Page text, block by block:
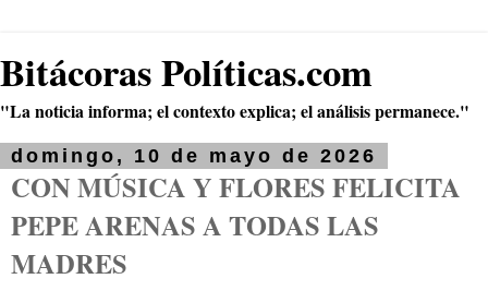
Bitácoras Políticas.com
"La noticia informa; el contexto explica; el análisis permanece."
domingo, 10 de mayo de 2026
CON MÚSICA Y FLORES FELICITA
PEPE ARENAS A TODAS LAS
MADRES